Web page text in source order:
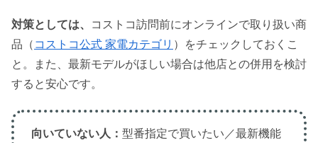
対策としては、
コストコ訪問前にオンラインで取り扱い商
品（ コストコ公式 家電カテゴリ ）をチェックしておくこ
と。また、最新モデルがほしい場合は他店との併用を検討
すると安心です。
向いていない人： 型番指定で買いたい／最新機能